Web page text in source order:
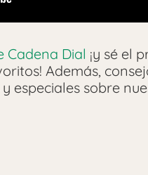
Cadena Dial ¡y sé el
Además,
especiales sobre